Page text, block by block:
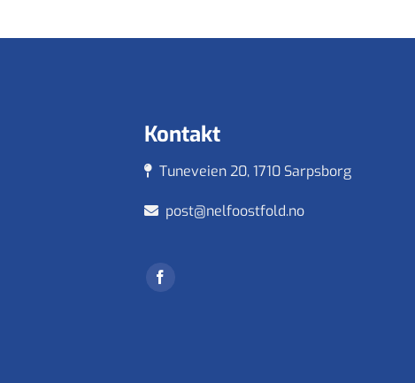
Kontakt
Tuneveien 20, 1710 Sarpsborg
post@nelfoostfold.no